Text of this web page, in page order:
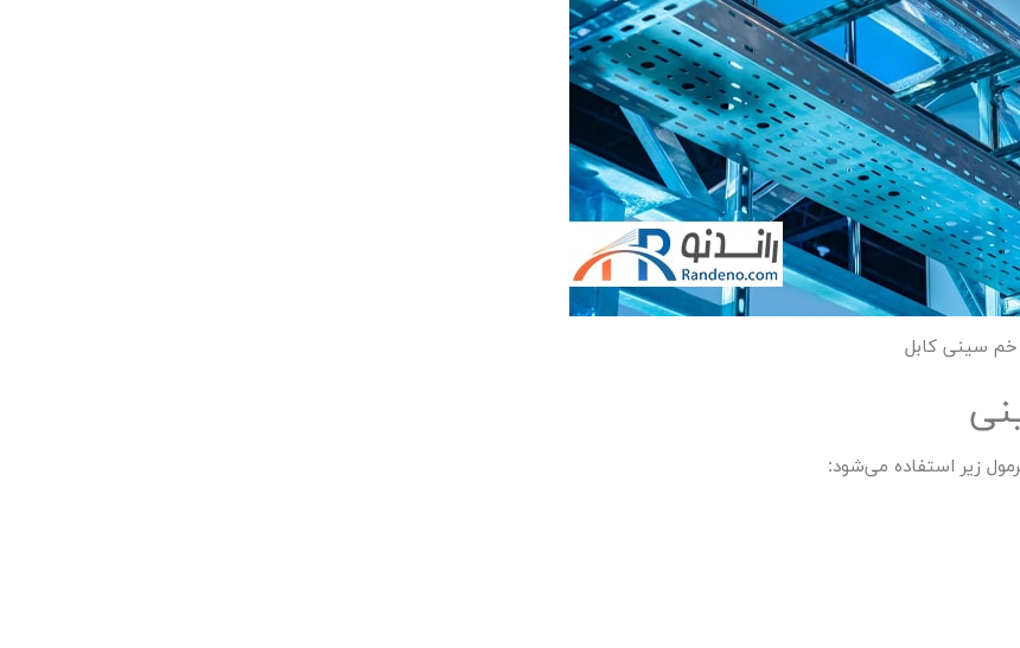
خم سینی کابل
زیر استفاده می‌شود: